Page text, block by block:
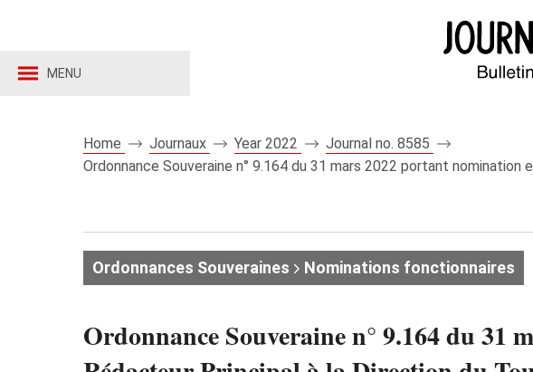
MENU
Home Journaux Year 2022
Journal no. 8585
Ordonnance Souveraine n° 9.164 du 31 mars 2022 portant
Ordonnances Souveraines Nominations fonctionnaires
Ordonnance Souveraine n° 9.164 du